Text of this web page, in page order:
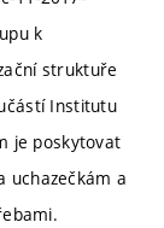
k
struktuře
Institutu
je poskytovat
uchazečkám a